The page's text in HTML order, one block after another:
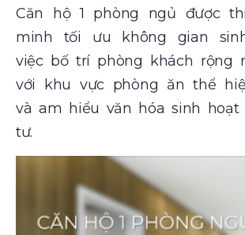
Căn hộ 1 phòng ngủ được
minh tối ưu không gian
việc bố trí phòng khách rộng
với khu vực phòng ăn thể
và am hiểu văn hóa sinh hoạt
tư.